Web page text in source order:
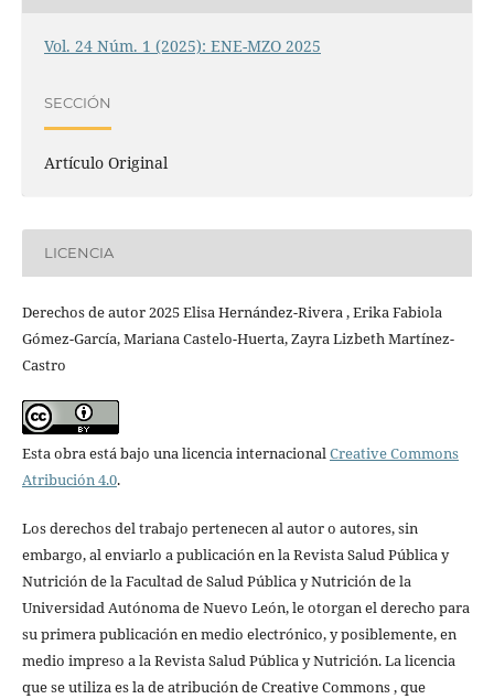
Vol. 24 Núm. 1 (2025): ENE-MZO 2025
SECCIÓN
Artículo Original
LICENCIA
Derechos de autor 2025 Elisa Hernández-Rivera , Erika Fabiola
Gómez-García, Mariana Castelo-Huerta, Zayra Lizbeth Martínez-
Castro
Esta obra está bajo una licencia internacionalCreative Commons
Atribución 4.0.
Los derechos del trabajo pertenecen al autor o autores, sin
embargo, al enviarlo a publicación en la Revista Salud Pública y
Nutrición de la Facultad de Salud Pública y Nutrición de la
Universidad Autónoma de Nuevo León, le otorgan el derecho para
su primera publicación en medio electrónico, y posiblemente, en
medio impreso a la Revista Salud Pública y Nutrición. La licencia
que se utiliza es la de atribución de Creative Commons , que